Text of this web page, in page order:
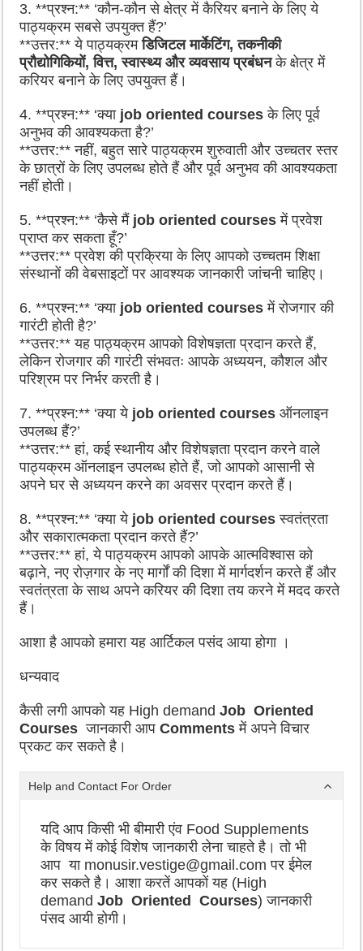
3. **प्रश्न:** ‘कौन-कौन से क्षेत्र में कैरियर बनाने के लिए ये
पाठ्यक्रम सबसे उपयुक्त हैं?’
**उत्तर:** ये पाठ्यक्रमडिजिटल मार्केटिंग, तकनीकी
प्रौद्योगिकियों, वित्त, स्वास्थ्य और व्यवसाय प्रबंधनके क्षेत्र में
करियर बनाने के लिए उपयुक्त हैं।
4. **प्रश्न:** ‘क्या job oriented courses के लिए पूर्व
अनुभव की आवश्यकता है?’
**उत्तर:** नहीं, बहुत सारे पाठ्यक्रम शुरुवाती और उच्चतर स्तर
के छात्रों के लिए उपलब्ध होते हैं और पूर्व अनुभव की आवश्यकता
नहीं होती।
5. **प्रश्न:** ‘कैसे मैं job oriented courses में प्रवेश
प्राप्त कर सकता हूँ?’
**उत्तर:** प्रवेश की प्रक्रिया के लिए आपको उच्चतम शिक्षा
संस्थानों की वेबसाइटों पर आवश्यक जानकारी जांचनी चाहिए।
6. **प्रश्न:** ‘क्या job oriented courses में रोजगार की
गारंटी होती है?’
**उत्तर:** यह पाठ्यक्रम आपको विशेषज्ञता प्रदान करते हैं,
लेकिन रोजगार की गारंटी संभवतः आपके अध्ययन, कौशल और
परिश्रम पर निर्भर करती है।
7. **प्रश्न:** ‘क्या ये job oriented courses ऑनलाइन
उपलब्ध हैं?’
**उत्तर:** हां, कई स्थानीय और विशेषज्ञता प्रदान करने वाले
पाठ्यक्रम ऑनलाइन उपलब्ध होते हैं, जो आपको आसानी से
अपने घर से अध्ययन करने का अवसर प्रदान करते हैं।
8. **प्रश्न:** ‘क्या ये job oriented courses स्वतंत्रता
और सकारात्मकता प्रदान करते हैं?’
**उत्तर:** हां, ये पाठ्यक्रम आपको आपके आत्मविश्वास को
बढ़ाने, नए रोज़गार के नए मार्गों की दिशा में मार्गदर्शन करते हैं और
स्वतंत्रता के साथ अपने करियर की दिशा तय करने में मदद करते
हैं।
आशा है आपको हमारा यह आर्टिकल पसंद आया होगा ।
धन्यवाद
कैसी लगी आपको यह High demandJob Oriented
Courses जानकारी आपCommentsमें अपने विचार
प्रकट कर सकते है।
Help and Contact For Order
यदि आप किसी भी बीमारी एंव Food Supplements
के विषय में कोई विशेष जानकारी लेना चाहते है। तो भी
आप या monusir.vestige@gmail.com पर ईमेल
कर सकते है। आशा करतें आपकों यह (High
demandJob Oriented Courses) जानकारी
पंसद आयी होगी।